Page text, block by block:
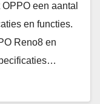
een aantal
en functies.
Reno8 en